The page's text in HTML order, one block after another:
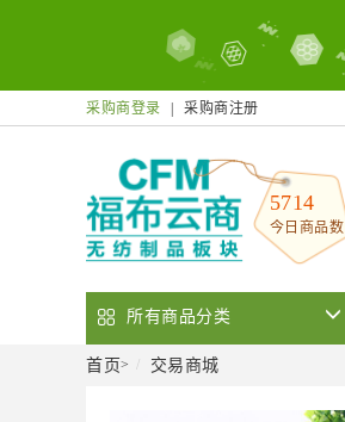
采购商登录 采购商注册
5714
今日商品数
所有商品分类
首页> 交易商城